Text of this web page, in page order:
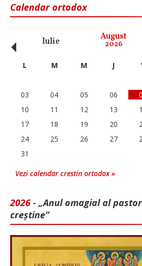
Calendar ortodox
Iulie August
2026
‹ L M M J
03
04 05 06
10
11 12 13
17
18 19 20
24
25 26 27
31
Vezi calendar crestin ortodox »
2026 - „Anul omagial al
creștine”